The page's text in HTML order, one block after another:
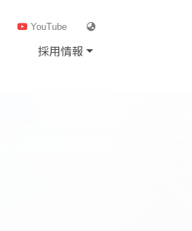
YouTube
採用情報